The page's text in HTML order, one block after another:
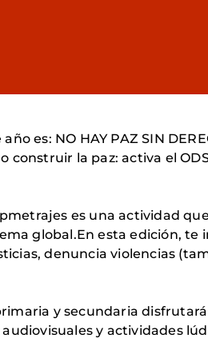
es: NO HAY PAZ SIN
la paz: activa el ODS
es una actividad
global.En esta edición, te
denuncia violencias
y secundaria
y actividades